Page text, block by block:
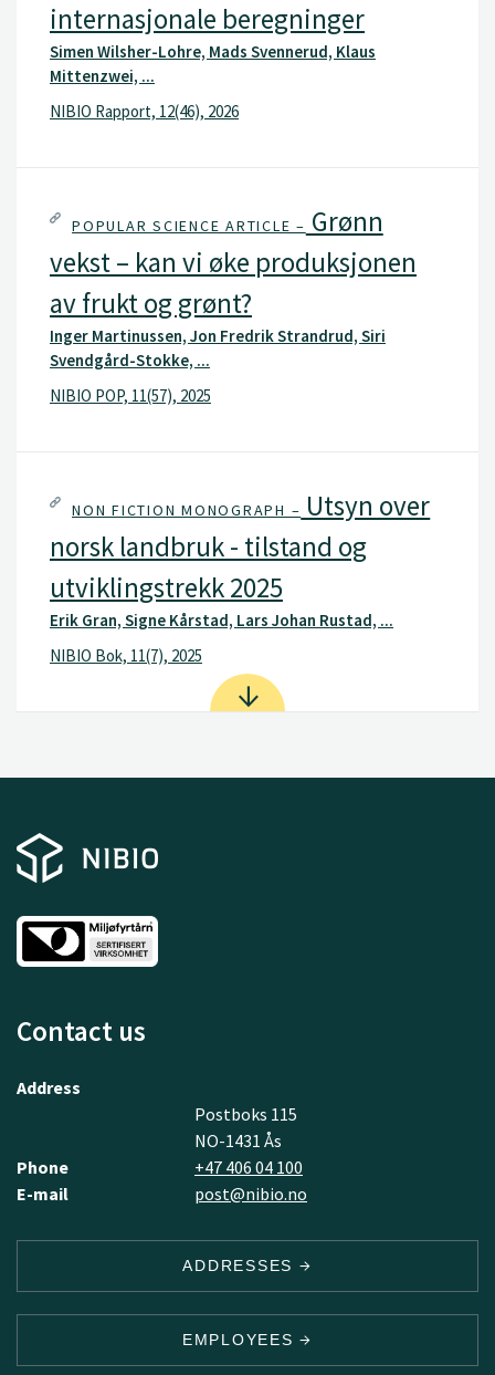
internasjonale beregninger
Simen Wilsher-Lohre, Mads Svennerud, Klaus
Mittenzwei, ...
NIBIO Rapport, 12(46), 2026
POPULAR SCIENCE ARTICLE – Grønn
vekst – kan vi øke produksjonen
av frukt og grønt?
Inger Martinussen, Jon Fredrik Strandrud, Siri
Svendgård-Stokke, ...
NIBIO POP, 11(57), 2025
NON FICTION MONOGRAPH – Utsyn over
norsk landbruk - tilstand og
utviklingstrekk 2025
Erik Gran, Signe Kårstad, Lars Johan Rustad, ...
NIBIO Bok, 11(7), 2025
Contact us
Address
Postboks 115
NO-1431 Ås
Phone
+47 406 04 100
E-mail
post@nibio.no
ADDRESSES
EMPLOYEES